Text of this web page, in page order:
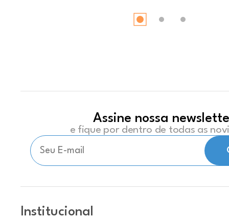
Assine nossa
e fique por dentro de todas as
Institucional